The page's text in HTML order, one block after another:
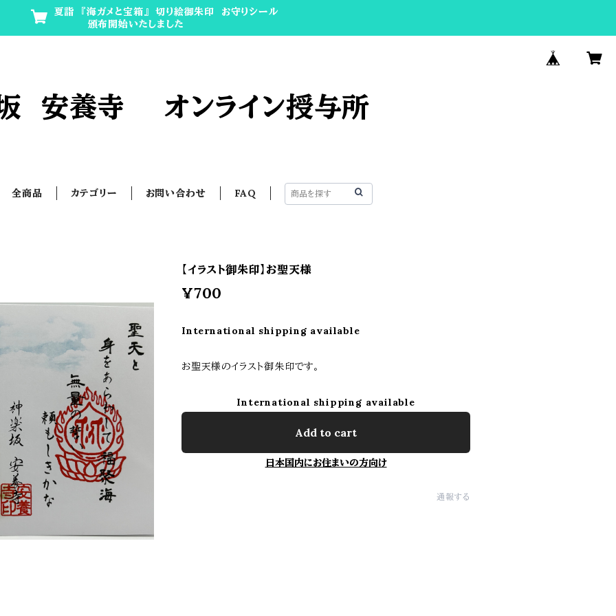
夏詣 『海ガメと宝箱』 切り絵御朱印 お守りシール
頒布開始いたしました
安養寺 オンライン授与所
全商品 カテゴリー お問い合わせ FAQ
【イラスト御朱印】お聖天様
¥700
International shipping available
お聖天様のイラスト御朱印です。
International shipping available
Add to cart
日本国内にお住まいの方向け
通報する